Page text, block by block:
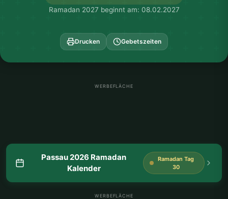
Ramadan 2027 beginnt am: 08.02.2027
Drucken Gebetszeiten
WERBEFLÄCHE
Passau 2026 Ramadan
Kalender
Ramadan Tag
30
WERBEFLÄCHE